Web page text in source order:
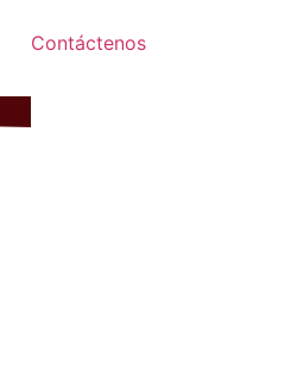
Contáctenos